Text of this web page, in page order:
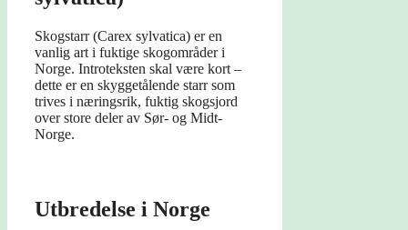
Skogstarr (Carex sylvatica) er en
vanlig art i fuktige skogområder i
Norge. Introteksten skal være kort –
dette er en skyggetålende starr som
trives i næringsrik, fuktig skogsjord
over store deler av Sør- og Midt-
Norge.
Utbredelse i Norge